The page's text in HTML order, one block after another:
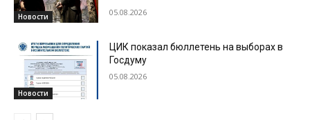
Новости 05.08.2026
Новости
ЦИК показал бюллетень на выборах в
Госдуму
05.08.2026